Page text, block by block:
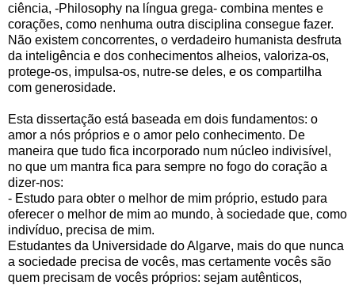
ciência, -Philosophy na língua grega- combina mentes e
corações, como nenhuma outra disciplina consegue fazer.
Não existem concorrentes, o verdadeiro humanista desfruta
da inteligência e dos conhecimentos alheios, valoriza-os,
protege-os, impulsa-os, nutre-se deles, e os compartilha
com generosidade.
Esta dissertação está baseada em dois fundamentos: o
amor a nós próprios e o amor pelo conhecimento. De
maneira que tudo fica incorporado num núcleo indivisível,
no que um mantra fica para sempre no fogo do coração a
dizer-nos:
- Estudo para obter o melhor de mim próprio, estudo para
oferecer o melhor de mim ao mundo, à sociedade que, como
indivíduo, precisa de mim.
Estudantes da Universidade do Algarve, mais do que nunca
a sociedade precisa de vocês, mas certamente vocês são
quem precisam de vocês próprios: sejam autênticos,